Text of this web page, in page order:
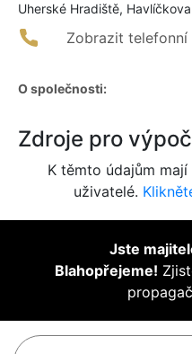
Uherské Hradiště, Havlíčkova
Zobrazit telefonní
O společnosti:
Zdroje pro
K těmto údajům
uživatelé.
Jste
Blahopřejeme!